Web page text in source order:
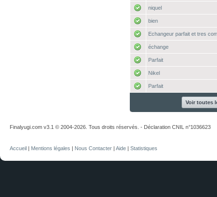
niquel
bien
Echangeur parfait et tres
échange
Parfait
Nikel
Parfait
Voir toutes
Finalyugi.com v3.1 © 2004-2026. Tous droits réservés. - Déclaration CNIL n°1036623
Accueil | Mentions légales | Nous Contacter | Aide | Statistiques